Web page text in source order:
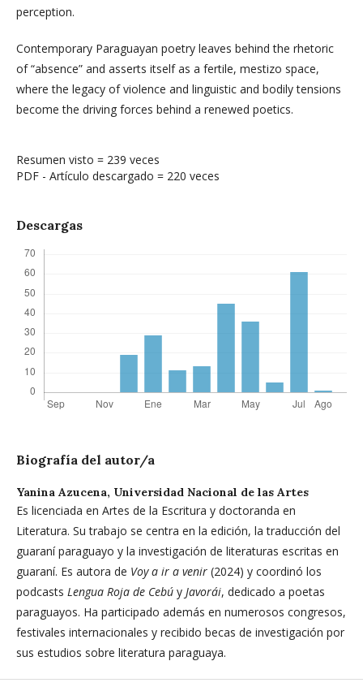
perception.
Contemporary Paraguayan poetry leaves behind the rhetoric
of “absence” and asserts itself as a fertile, mestizo space,
where the legacy of violence and linguistic and bodily tensions
become the driving forces behind a renewed poetics.
Resumen visto = 239 veces
PDF - Artículo descargado = 220 veces
Descargas
Biografía del autor/a
Yanina Azucena, Universidad Nacional de las Artes
Es licenciada en Artes de la Escritura y doctoranda en
Literatura. Su trabajo se centra en la edición, la traducción del
guaraní paraguayo y la investigación de literaturas escritas en
guaraní. Es autora de Voy a ir a venir (2024) y coordinó los
podcasts Lengua Roja de Cebú y Javorái, dedicado a poetas
paraguayos. Ha participado además en numerosos congresos,
festivales internacionales y recibido becas de investigación por
sus estudios sobre literatura paraguaya.